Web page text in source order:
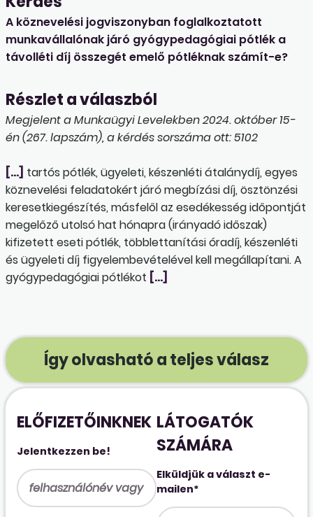
A köznevelési jogviszonyban foglalkoztatott
munkavállalónak járó gyógypedagógiai pótlék a
távolléti díj összegét emelő pótléknak számít-e?
Részlet a válaszból
Megjelent a Munkaügyi Levelekben 2024. október 15-
én (267. lapszám), a kérdés sorszáma ott: 5102
[…] tartós pótlék, ügyeleti, készenléti átalánydíj, egyes
köznevelési feladatokért járó megbízási díj, ösztönzési
keresetkiegészítés, másfelől az esedékesség időpontját
megelőző utolsó hat hónapra (irányadó időszak)
kifizetett eseti pótlék, többlettanítási óradíj, készenléti
és ügyeleti díj figyelembevételével kell megállapítani. A
gyógypedagógiai pótlékot […]
Így olvasható a teljes válasz
ELŐFIZETŐINKNEK
Jelentkezzen be!
LÁTOGATÓK
SZÁMÁRA
Elküldjük a választ e-
mailen*